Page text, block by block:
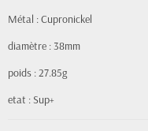
Métal : Cupronickel
diamètre : 38mm
poids : 27.85g
etat : Sup+